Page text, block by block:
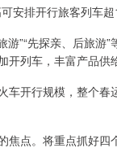
安排开行旅客列车
”“先探亲、后旅
列车，丰富产品供给
车开行规模，整个
点。将重点抓好四